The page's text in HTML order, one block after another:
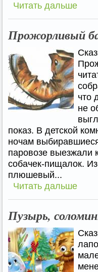
Читать дальше
Прожорливый
что
не
показ. В детской
ночам
паровозе выезжали
собачек-пищалок.
плюшевый...
Читать дальше
Пузырь,